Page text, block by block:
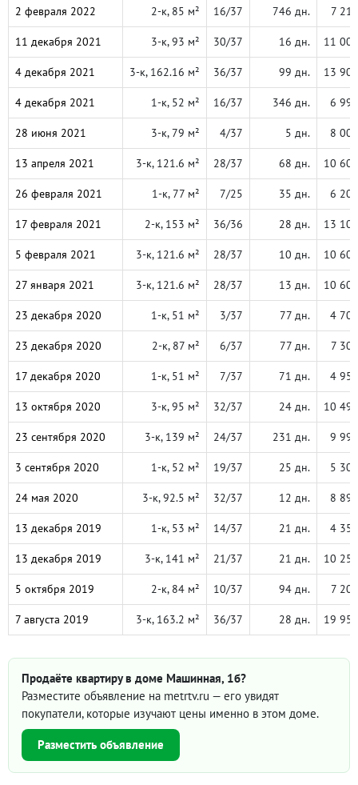
2 февраля 2022 2-к, 85 м² 16/37 746 дн. 7
11 декабря 2021 3-к, 93 м² 30/37 16 дн. 11
4 декабря 2021 3-к, 162.16 м² 36/37 99 дн. 13
4 декабря 2021 1-к, 52 м² 16/37 346 дн. 6
28 июня 2021 3-к, 79 м² 4/37 5 дн. 8
13 апреля 2021 3-к, 121.6 м² 28/37 68 дн. 10
26 февраля 2021 1-к, 77 м² 7/25 35 дн. 6
17 февраля 2021 2-к, 153 м² 36/36 28 дн. 13
5 февраля 2021 3-к, 121.6 м² 28/37 10 дн. 10
27 января 2021 3-к, 121.6 м² 28/37 13 дн. 10
23 декабря 2020 1-к, 51 м² 3/37 77 дн. 4
23 декабря 2020 2-к, 87 м² 6/37 77 дн. 7
17 декабря 2020 1-к, 51 м² 7/37 71 дн. 4
13 октября 2020 3-к, 95 м² 32/37 24 дн. 10
23 сентября 2020 3-к, 139 м² 24/37 231 дн. 9
3 сентября 2020 1-к, 52 м² 19/37 25 дн. 5
24 мая 2020 3-к, 92.5 м² 32/37 12 дн. 8
13 декабря 2019 1-к, 53 м² 14/37 21 дн. 4
13 декабря 2019 3-к, 141 м² 21/37 21 дн. 10
5 октября 2019 2-к, 84 м² 10/37 94 дн. 7
7 августа 2019 3-к, 163.2 м² 36/37 28 дн. 19
Продаёте квартиру в доме Машинная, 1б?
Разместите объявление на metrtv.ru — его увидят
покупатели, которые изучают цены именно в этом доме.
Разместить объявление